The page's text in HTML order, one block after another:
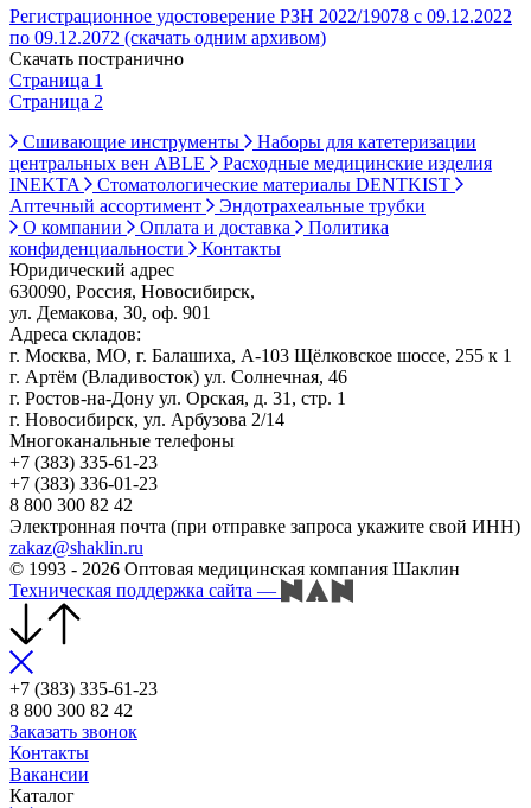
Регистрационное удостоверение РЗН 2022/19078 с 09.12.2022
по 09.12.2072 (скачать одним архивом)
Скачать постранично
Страница 1
Страница 2
Сшивающие инструменты
Наборы для катетеризации
центральных вен ABLE
Расходные медицинские изделия
INEKTA
Стоматологические материалы DENTKIST
Аптечный ассортимент
Эндотрахеальные трубки
О компании
Оплата и доставка
Политика
конфиденциальности
Контакты
Юридический адрес
630090, Россия, Новосибирск,
ул. Демакова, 30, оф. 901
Адреса складов:
г. Москва, МО, г. Балашиха, А-103 Щёлковское шоссе, 255 к 1
г. Артём (Владивосток) ул. Солнечная, 46
г. Ростов-на-Дону ул. Орская, д. 31, стр. 1
г. Новосибирск, ул. Арбузова 2/14
Многоканальные телефоны
+7 (383) 335-61-23
+7 (383) 336-01-23
8 800 300 82 42
Электронная почта (при отправке запроса укажите свой ИНН)
zakaz@shaklin.ru
© 1993 - 2026 Оптовая медицинская компания Шаклин
Техническая поддержка сайта —
+7 (383) 335-61-23
8 800 300 82 42
Заказать звонок
Контакты
Вакансии
Каталог